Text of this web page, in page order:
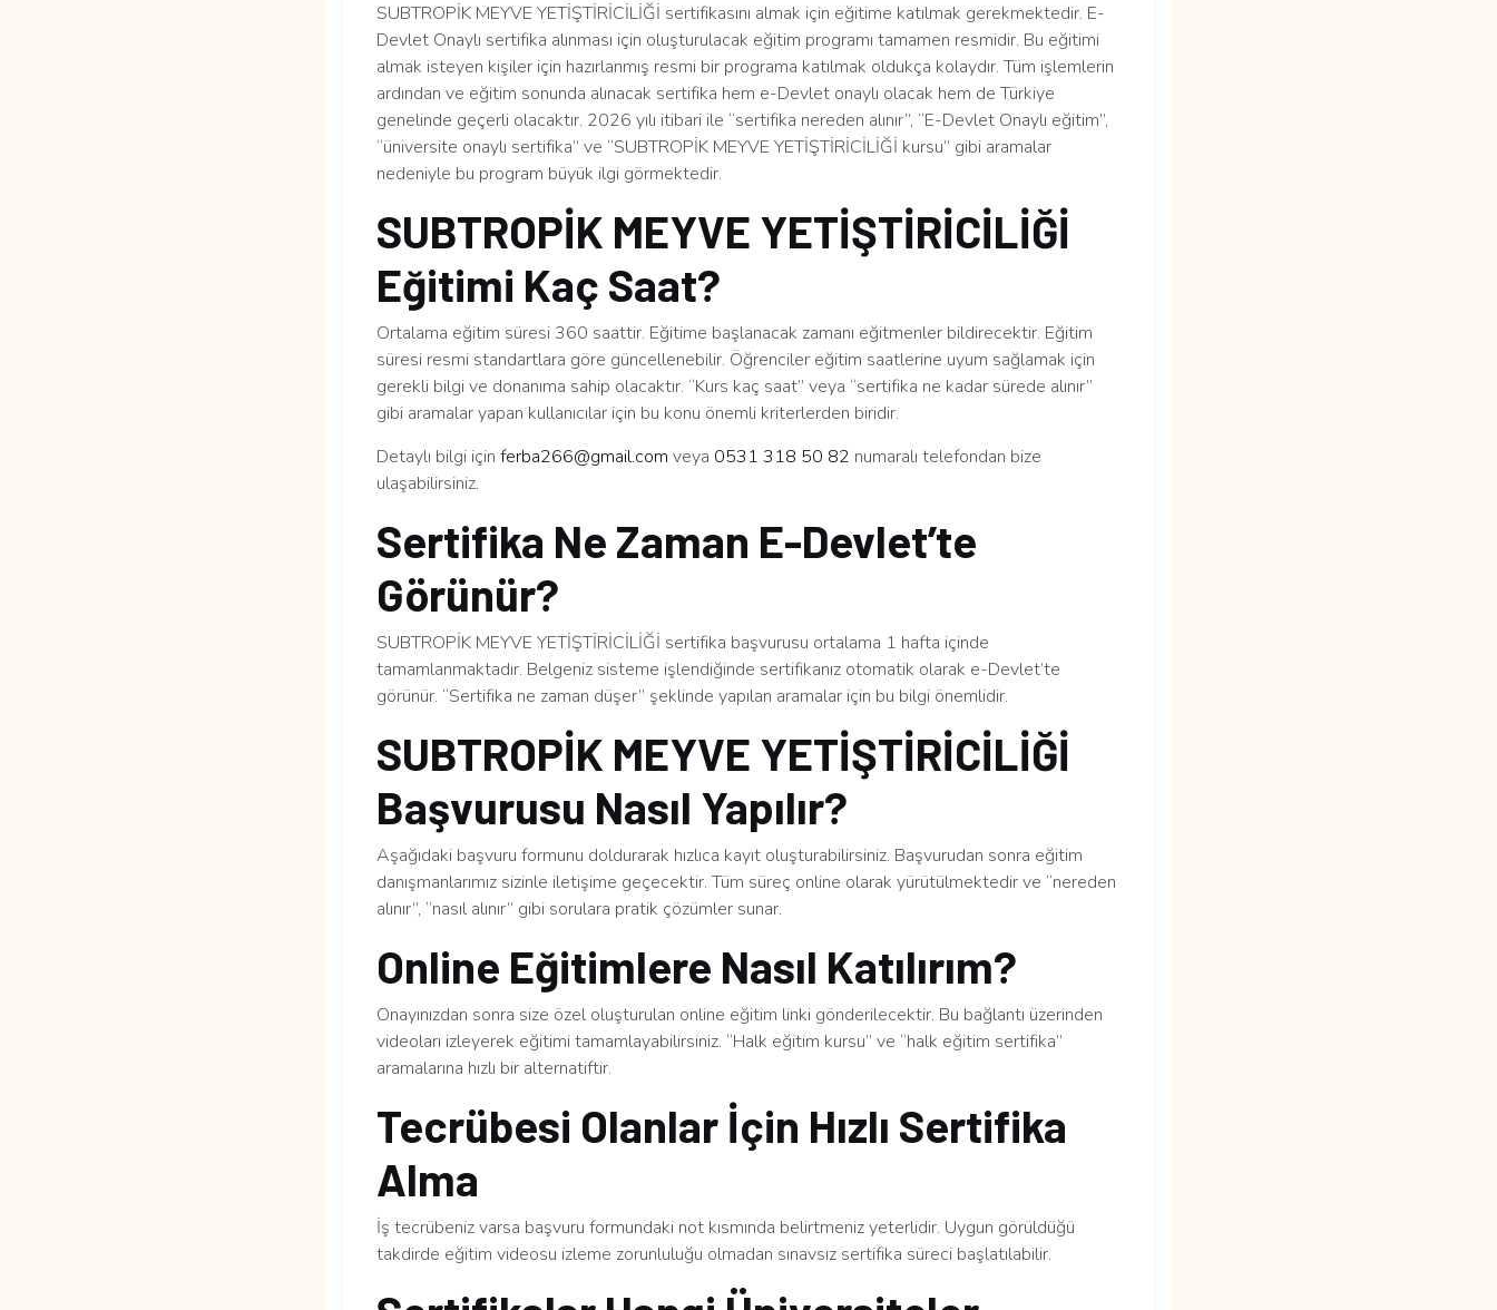
SUBTROPİK MEYVE YETİŞTİRİCİLİĞİ sertifikasını almak için eğitime katılmak gerekmektedir. E-
Devlet Onaylı sertifika alınması için oluşturulacak eğitim programı tamamen resmidir. Bu eğitimi
almak isteyen kişiler için hazırlanmış resmi bir programa katılmak oldukça kolaydır. Tüm işlemlerin
ardından ve eğitim sonunda alınacak sertifika hem e-Devlet onaylı olacak hem de Türkiye
genelinde geçerli olacaktır. 2026 yılı itibari ile “sertifika nereden alınır”, “E-Devlet Onaylı eğitim”,
“üniversite onaylı sertifika” ve “SUBTROPİK MEYVE YETİŞTİRİCİLİĞİ kursu” gibi aramalar
nedeniyle bu program büyük ilgi görmektedir.
SUBTROPİK MEYVE YETİŞTİRİCİLİĞİ
Eğitimi Kaç Saat?
Ortalama eğitim süresi 360 saattir. Eğitime başlanacak zamanı eğitmenler bildirecektir. Eğitim
süresi resmi standartlara göre güncellenebilir. Öğrenciler eğitim saatlerine uyum sağlamak için
gerekli bilgi ve donanıma sahip olacaktır. “Kurs kaç saat” veya “sertifika ne kadar sürede alınır”
gibi aramalar yapan kullanıcılar için bu konu önemli kriterlerden biridir.
Detaylı bilgi için ferba266@gmail.com veya 0531 318 50 82 numaralı telefondan bize
ulaşabilirsiniz.
Sertifika Ne Zaman E-Devlet’te
Görünür?
SUBTROPİK MEYVE YETİŞTİRİCİLİĞİ sertifika başvurusu ortalama 1 hafta içinde
tamamlanmaktadır. Belgeniz sisteme işlendiğinde sertifikanız otomatik olarak e-Devlet’te
görünür. “Sertifika ne zaman düşer” şeklinde yapılan aramalar için bu bilgi önemlidir.
SUBTROPİK MEYVE YETİŞTİRİCİLİĞİ
Başvurusu Nasıl Yapılır?
Aşağıdaki başvuru formunu doldurarak hızlıca kayıt oluşturabilirsiniz. Başvurudan sonra eğitim
danışmanlarımız sizinle iletişime geçecektir. Tüm süreç online olarak yürütülmektedir ve “nereden
alınır”, “nasıl alınır” gibi sorulara pratik çözümler sunar.
Online Eğitimlere Nasıl Katılırım?
Onayınızdan sonra size özel oluşturulan online eğitim linki gönderilecektir. Bu bağlantı üzerinden
videoları izleyerek eğitimi tamamlayabilirsiniz. “Halk eğitim kursu” ve “halk eğitim sertifika”
aramalarına hızlı bir alternatiftir.
Tecrübesi Olanlar İçin Hızlı Sertifika
Alma
İş tecrübeniz varsa başvuru formundaki not kısmında belirtmeniz yeterlidir. Uygun görüldüğü
takdirde eğitim videosu izleme zorunluluğu olmadan sınavsız sertifika süreci başlatılabilir.